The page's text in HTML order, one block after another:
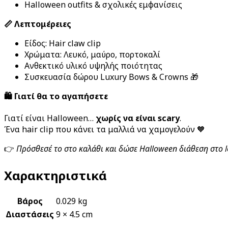
Halloween outfits & σχολικές εμφανίσεις
📏 Λεπτομέρειες
Είδος: Hair claw clip
Χρώματα: Λευκό, μαύρο, πορτοκαλί
Ανθεκτικό υλικό υψηλής ποιότητας
Συσκευασία δώρου Luxury Bows & Crowns 🎁
🛍️ Γιατί θα το αγαπήσετε
Γιατί είναι Halloween… χωρίς να είναι scary.
Ένα hair clip που κάνει τα μαλλιά να χαμογελούν 🧡
👉 Πρόσθεσέ το στο καλάθι και δώσε Halloween διάθεση στο
Χαρακτηριστικά
Βάρος
0.029 kg
Διαστάσεις 9 × 4.5 cm